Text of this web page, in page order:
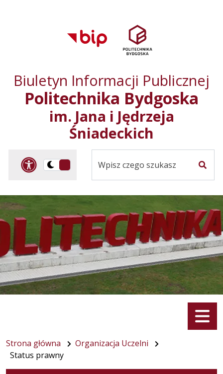
głównego menu
serwisu
Biuletyn Informacji Publicznej
Politechnika Bydgoska
im. Jana i Jędrzeja
Śniadeckich
Panel dostosowania
Przelącz
kontrastowa
Menu
Strona główna
Organizacja Uczelni
Status prawny